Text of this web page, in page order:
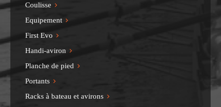
Coulisse
Equipement
First Evo
Handi-aviron
Planche de pied
Portants
Racks à bateau et avirons